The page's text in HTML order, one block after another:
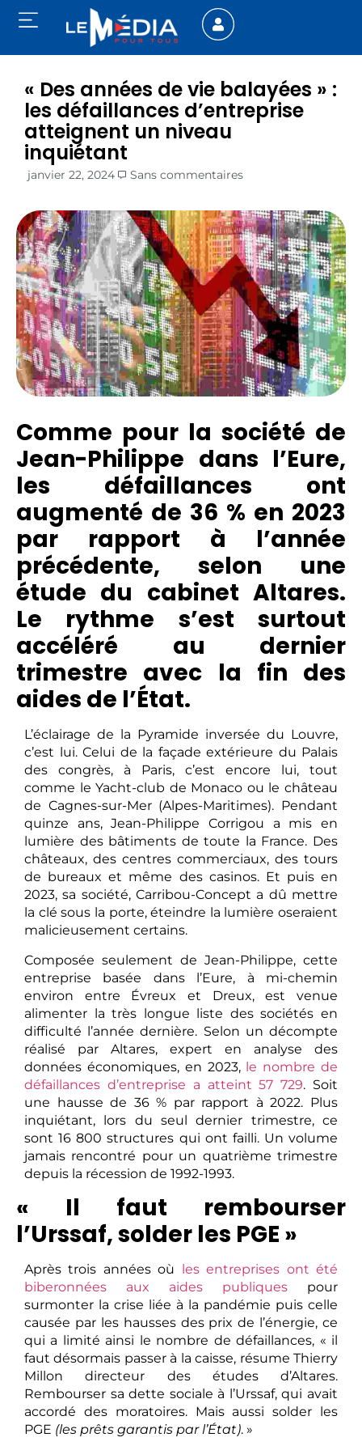
« Des années de vie balayées » :
les défaillances d’entreprise
atteignent un niveau
inquiétant
janvier 22, 2024 Sans commentaires
Comme pour la société de
Jean-Philippe dans l’Eure,
les défaillances ont
augmenté de 36 % en 2023
par rapport à l’année
précédente, selon une
étude du cabinet Altares.
Le rythme s’est surtout
accéléré au dernier
trimestre avec la fin des
aides de l’État.
L’éclairage de la Pyramide inversée du Louvre,
c’est lui. Celui de la façade extérieure du Palais
des congrès, à Paris, c’est encore lui, tout
comme le Yacht-club de Monaco ou le château
de Cagnes-sur-Mer (Alpes-Maritimes). Pendant
quinze ans, Jean-Philippe Corrigou a mis en
lumière des bâtiments de toute la France. Des
châteaux, des centres commerciaux, des tours
de bureaux et même des casinos. Et puis en
2023, sa société, Carribou-Concept a dû mettre
la clé sous la porte, éteindre la lumière oseraient
malicieusement certains.
Composée seulement de Jean-Philippe, cette
entreprise basée dans l’Eure, à mi-chemin
environ entre Évreux et Dreux, est venue
alimenter la très longue liste des sociétés en
difficulté l’année dernière. Selon un décompte
réalisé par Altares, expert en analyse des
données économiques, en 2023, le nombre de
défaillances d’entreprise a atteint 57 729. Soit
une hausse de 36 % par rapport à 2022. Plus
inquiétant, lors du seul dernier trimestre, ce
sont 16 800 structures qui ont failli. Un volume
jamais rencontré pour un quatrième trimestre
depuis la récession de 1992-1993.
« Il faut rembourser
l’Urssaf, solder les PGE »
Après trois années où les entreprises ont été
biberonnées aux aides publiques pour
surmonter la crise liée à la pandémie puis celle
causée par les hausses des prix de l’énergie, ce
qui a limité ainsi le nombre de défaillances, « il
faut désormais passer à la caisse, résume Thierry
Millon directeur des études d’Altares.
Rembourser sa dette sociale à l’Urssaf, qui avait
accordé des moratoires. Mais aussi solder les
PGE (les prêts garantis par l’État). »